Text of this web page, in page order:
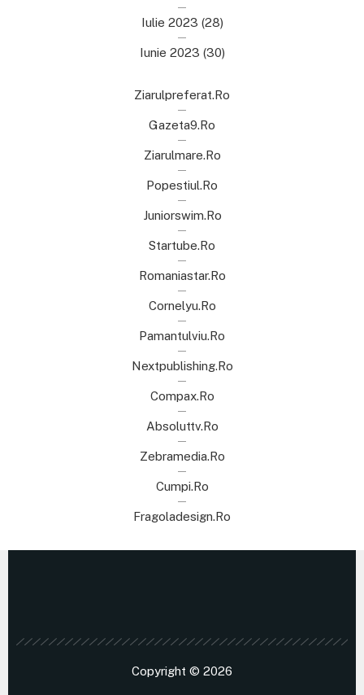
Iulie 2023 (28)
Iunie 2023 (30)
Ziarulpreferat.ro
Gazeta9.ro
Ziarulmare.ro
Popestiul.ro
Juniorswim.ro
Startube.ro
Romaniastar.ro
Cornelyu.ro
Pamantulviu.ro
Nextpublishing.ro
Compax.ro
Absoluttv.ro
Zebramedia.ro
Cumpi.ro
Fragoladesign.ro
Copyright © 2026